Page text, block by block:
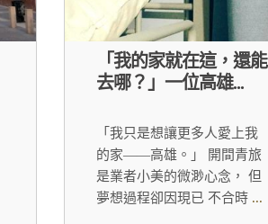
「我的家就在這，還能
去哪？」一位高雄...
「我只是想讓更多人愛上我
的家——高雄。」 開間青旅
是業者小美的微渺心念， 但
夢想過程卻因現已 不合時 ...